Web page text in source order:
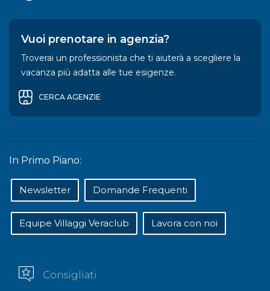
Vuoi prenotare in agenzia?
Troverai un professionista che ti aiuterà a scegliere la
vacanza più adatta alle tue esigenze.
CERCA AGENZIE
In Primo Piano:
Newsletter Domande Frequenti
Equipe Villaggi Veraclub Lavora con noi
Consigliati